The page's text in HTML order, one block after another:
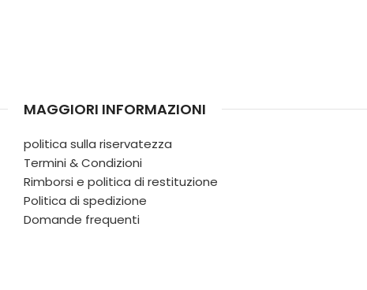
MAGGIORI INFORMAZIONI
politica sulla riservatezza
Termini & Condizioni
Rimborsi e politica di restituzione
Politica di spedizione
Domande frequenti